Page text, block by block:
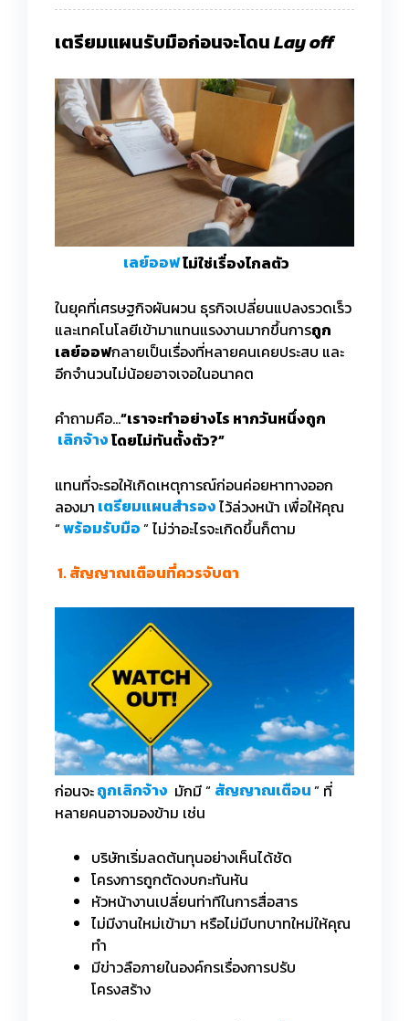
เตรียมแผนรับมือก่อนจะโดนLay off
เลย์ออฟไม่ใช่เรื่องไกลตัว
ในยุคที่เศรษฐกิจผันผวน ธุรกิจเปลี่ยนแปลงรวดเร็ว
และเทคโนโลยีเข้ามาแทนแรงงานมากขึ้นการถูก
เลย์ออฟกลายเป็นเรื่องที่หลายคนเคยประสบ และ
อีกจำนวนไม่น้อยอาจเจอในอนาคต
คำถามคือ…“เราจะทำอย่างไร หากวันหนึ่งถูก
เลิกจ้างโดยไม่ทันตั้งตัว?”
แทนที่จะรอให้เกิดเหตุการณ์ก่อนค่อยหาทางออก
ลองมา เตรียมแผนสำรองไว้ล่วงหน้า เพื่อให้คุณ
“พร้อมรับมือ” ไม่ว่าอะไรจะเกิดขึ้นก็ตาม
1. สัญญาณเตือนที่ควรจับตา
ก่อนจะถูกเลิกจ้าง มักมี “ สัญญาณเตือน” ที่
หลายคนอาจมองข้าม เช่น
บริษัทเริ่มลดต้นทุนอย่างเห็นได้ชัด
โครงการถูกตัดงบกะทันหัน
หัวหน้างานเปลี่ยนท่าทีในการสื่อสาร
ไม่มีงานใหม่เข้ามา หรือไม่มีบทบาทใหม่ให้คุณ
ทำ
มีข่าวลือภายในองค์กรเรื่องการปรับ
โครงสร้าง